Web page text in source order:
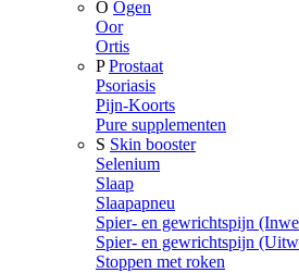
O Ogen
Oor
Ortis
P Prostaat
Psoriasis
Pijn-Koorts
Pure supplementen
S Skin booster
Selenium
Slaap
Slaapapneu
Spier- en gewrichtspijn
Spier- en gewrichtspijn
Stoppen met roken